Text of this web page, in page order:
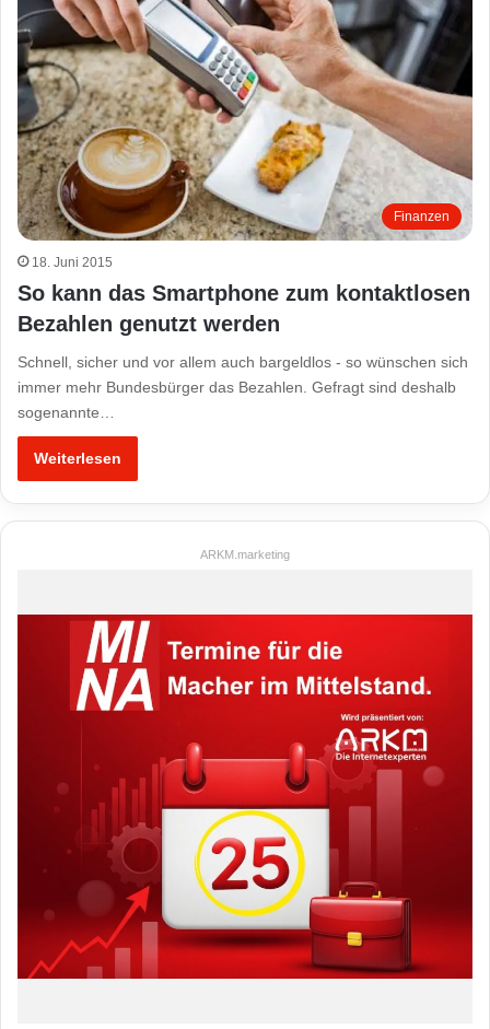
Finanzen
18. Juni 2015
So kann das Smartphone zum kontaktlosen
Bezahlen genutzt werden
Schnell, sicher und vor allem auch bargeldlos - so wünschen sich
immer mehr Bundesbürger das Bezahlen. Gefragt sind deshalb
sogenannte…
Weiterlesen
ARKM.marketing